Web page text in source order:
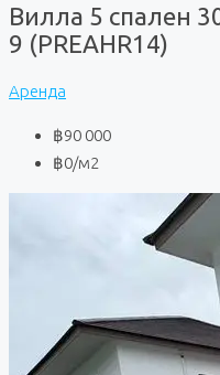
Вилла 5 спален
9 (PREAHR14)
Аренда
฿90 000
฿0/м2